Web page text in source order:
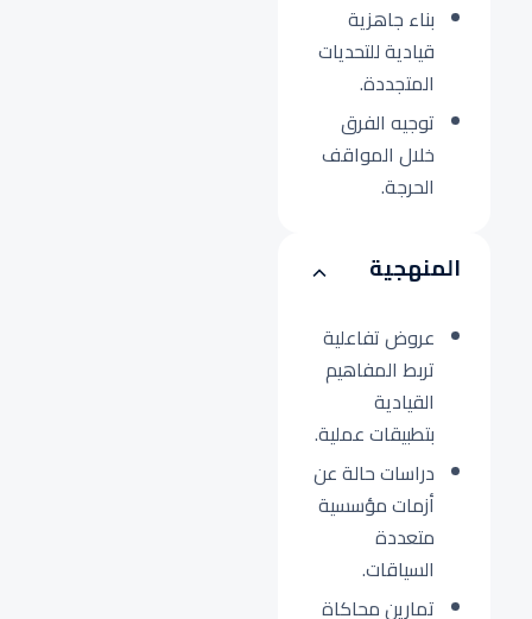
بناء جاهزية
قيادية للتحديات
المتجددة.
توجيه الفرق
خلال المواقف
الحرجة.
المنهجية
عروض تفاعلية
تربط المفاهيم
القيادية
بتطبيقات عملية.
دراسات حالة عن
أزمات مؤسسية
متعددة
السياقات.
تمارين محاكاة